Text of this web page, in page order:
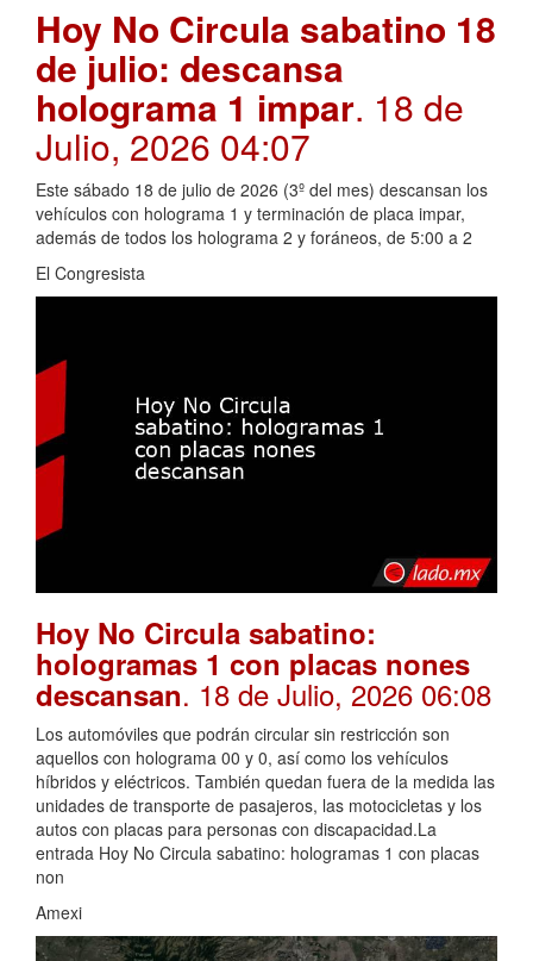
Hoy No Circula sabatino 18
de julio: descansa
holograma 1 impar. 18 de
Julio, 2026 04:07
Este sábado 18 de julio de 2026 (3º del mes) descansan los
vehículos con holograma 1 y terminación de placa impar,
además de todos los holograma 2 y foráneos, de 5:00 a 2
El Congresista
Hoy No Circula sabatino:
hologramas 1 con placas nones
descansan. 18 de Julio, 2026 06:08
Los automóviles que podrán circular sin restricción son
aquellos con holograma 00 y 0, así como los vehículos
híbridos y eléctricos. También quedan fuera de la medida las
unidades de transporte de pasajeros, las motocicletas y los
autos con placas para personas con discapacidad.La
entrada Hoy No Circula sabatino: hologramas 1 con placas
non
Amexi